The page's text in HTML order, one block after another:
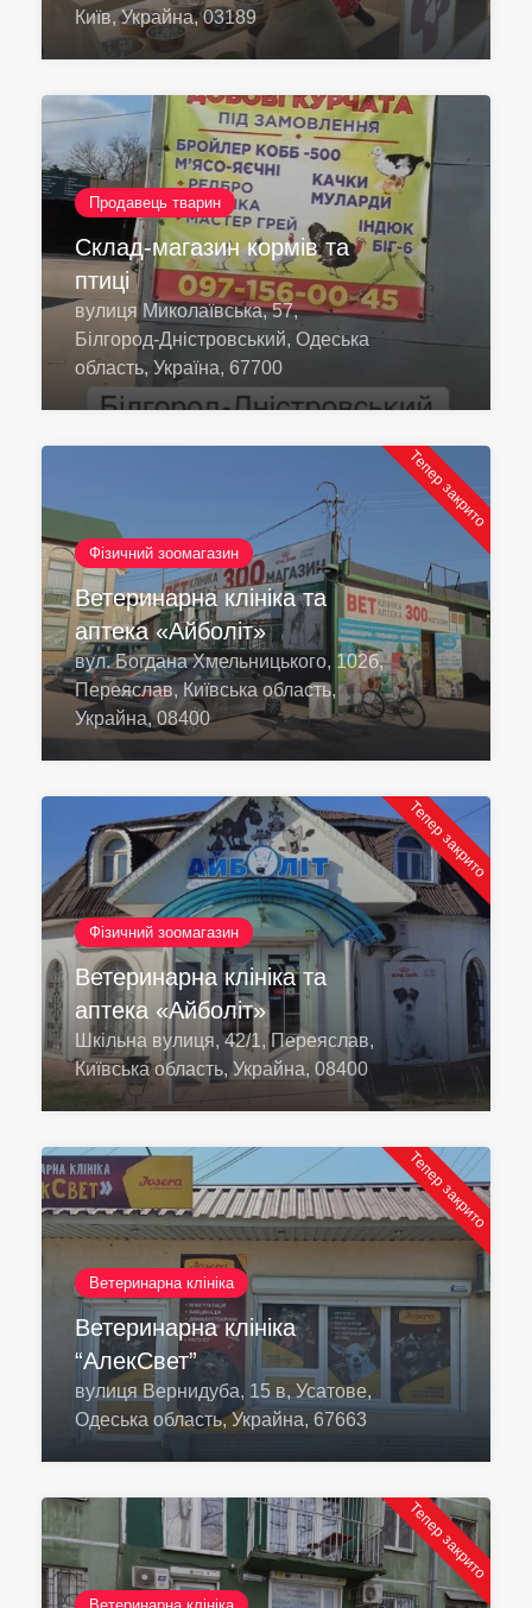
Київ, Украйна, 03189
Продавець тварин
Склад-магазин кормів та
птиці
вулиця Миколаївська, 57,
Білгород-Дністровський, Одеська
область, Україна, 67700
Тепер закрито
Фізичний зоомагазин
Ветеринарна клініка та
аптека «Айболіт»
вул. Богдана Хмельницького, 102б,
Переяслав, Київська область,
Украйна, 08400
Тепер закрито
Фізичний зоомагазин
Ветеринарна клініка та
аптека «Айболіт»
Шкільна вулиця, 42/1, Переяслав,
Київська область, Украйна, 08400
Тепер закрито
Ветеринарна клініка
Ветеринарна клініка
“АлекСвет”
вулиця Вернидуба, 15 в, Усатове,
Одеська область, Украйна, 67663
Тепер закрито